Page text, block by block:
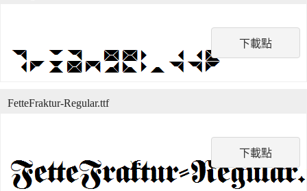
下載點
下載點
FetteFraktur-Regular.ttf